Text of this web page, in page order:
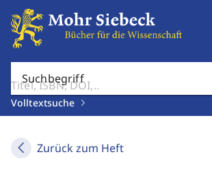
Suchbegriff
Volltextsuche
Zurück zum Heft